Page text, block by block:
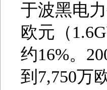
于波黑电
欧元（
约16%。
到7,750万